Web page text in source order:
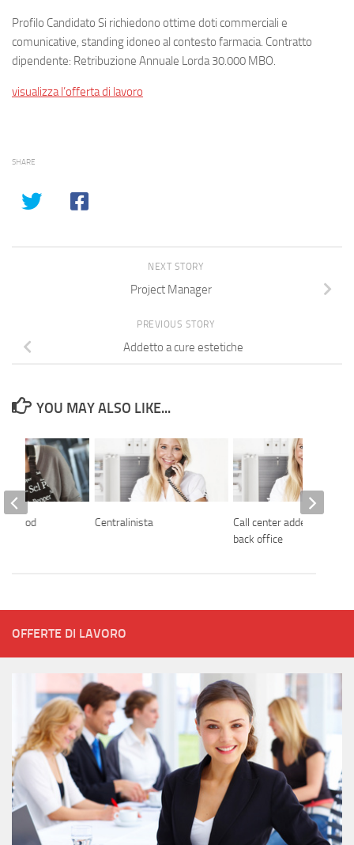
Profilo Candidato Si richiedono ottime doti commerciali e
comunicative, standing idoneo al contesto farmacia. Contratto
dipendente: Retribuzione Annuale Lorda 30.000 MBO.
visualizza l’offerta di lavoro
SHARE
NEXT STORY
Project Manager
PREVIOUS STORY
Addetto a cure estetiche
YOU MAY ALSO LIKE...
Centralinista
Call center addetta al
back office
food
OFFERTE DI LAVORO